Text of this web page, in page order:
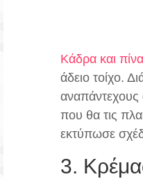
Κάδρα και
άδειο τοίχο.
που θα τις
εκτύπωσε
3.